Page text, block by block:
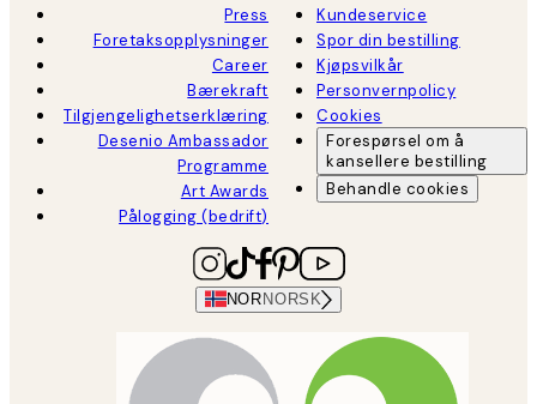
Press
Foretaksopplysninger
Career
Bærekraft
Tilgjengelighetserklæring
Desenio Ambassador
Programme
Art Awards
Pålogging (bedrift)
Kundeservice
Spor din bestilling
Kjøpsvilkår
Personvernpolicy
Cookies
Forespørsel om å
kansellere bestilling
Behandle cookies
NOR NORSK